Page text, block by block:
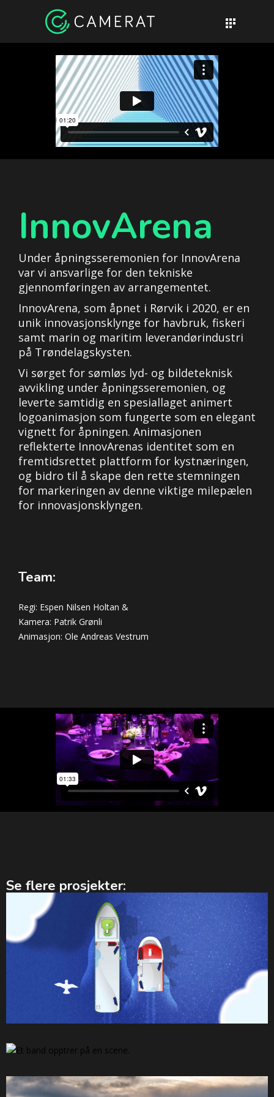
InnovArena
Under åpningsseremonien for InnovArena
var vi ansvarlige for den tekniske
gjennomføringen av arrangementet.
InnovArena, som åpnet i Rørvik i 2020, er en
unik innovasjonsklynge for havbruk, fiskeri
samt marin og maritim leverandørindustri
på Trøndelagskysten.
Vi sørget for sømløs lyd- og bildeteknisk
avvikling under åpningsseremonien, og
leverte samtidig en spesiallaget animert
logoanimasjon som fungerte som en elegant
vignett for åpningen. Animasjonen
reflekterte InnovArenas identitet som en
fremtidsrettet plattform for kystnæringen,
og bidro til å skape den rette stemningen
for markeringen av denne viktige milepælen
for innovasjonsklyngen.
Team:
Regi: Espen Nilsen Holtan &
Kamera: Patrik Grønli
Animasjon: Ole Andreas Vestrum
Se flere prosjekter:
AQS
Animasjon
Event Foto